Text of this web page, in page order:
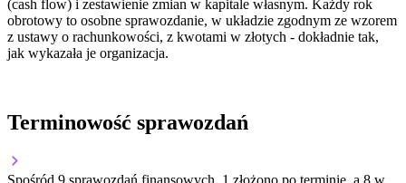
(cash flow) i zestawienie zmian w kapitale własnym. Każdy rok
obrotowy to osobne sprawozdanie, w układzie zgodnym ze wzorem
z ustawy o rachunkowości, z kwotami w złotych - dokładnie tak,
jak wykazała je organizacja.
Terminowość sprawozdań